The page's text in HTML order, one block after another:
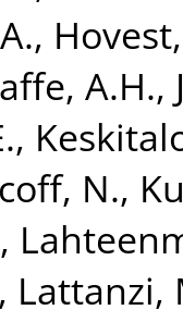
,
A.H.,
,
N.,
,
, Lattanzi,